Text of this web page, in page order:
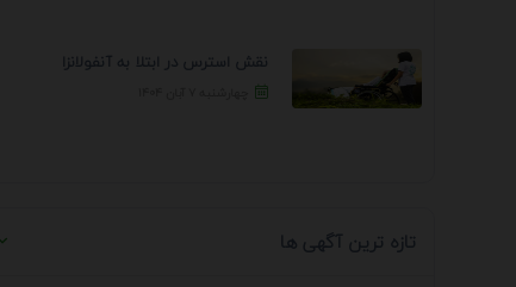
نقش استرس در ابتلا به آنفولانزا
تازه ترین آگهی ها